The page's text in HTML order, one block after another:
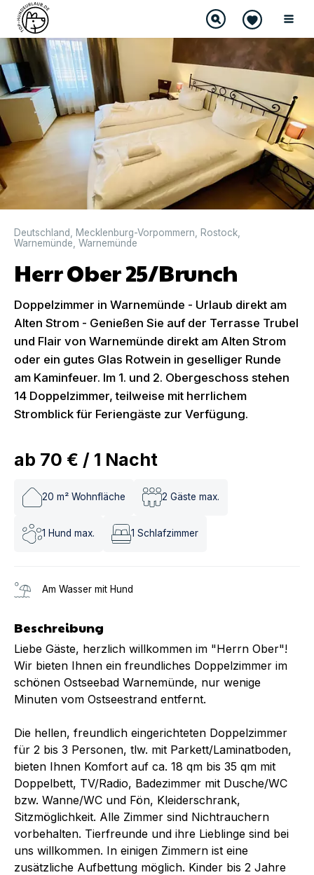
Deutschland Mecklenburg-Vorpommern Rostock
Warnemünde Warnemünde
Herr Ober 25/Brunch
Doppelzimmer in Warnemünde - Urlaub direkt am
Alten Strom - Genießen Sie auf der Terrasse Trubel
und Flair von Warnemünde direkt am Alten Strom
oder ein gutes Glas Rotwein in geselliger Runde
am Kaminfeuer. Im 1. und 2. Obergeschoss stehen
14 Doppelzimmer, teilweise mit herrlichem
Stromblick für Feriengäste zur Verfügung.
ab 70 € / 1 Nacht
20 m² Wohnfläche 2 Gäste max.
1 Hund max. 1 Schlafzimmer
Am Wasser mit Hund
Beschreibung
Liebe Gäste, herzlich willkommen im "Herrn Ober"!
Wir bieten Ihnen ein freundliches Doppelzimmer im
schönen Ostseebad Warnemünde, nur wenige
Minuten vom Ostseestrand entfernt.
Die hellen, freundlich eingerichteten Doppelzimmer
für 2 bis 3 Personen, tlw. mit Parkett/Laminatboden,
bieten Ihnen Komfort auf ca. 18 qm bis 35 qm mit
Doppelbett, TV/Radio, Badezimmer mit Dusche/WC
bzw. Wanne/WC und Fön, Kleiderschrank,
Sitzmöglichkeit. Alle Zimmer sind Nichtrauchern
vorbehalten. Tierfreunde und ihre Lieblinge sind bei
uns willkommen. In einigen Zimmern ist eine
zusätzliche Aufbettung möglich. Kinder bis 2 Jahre